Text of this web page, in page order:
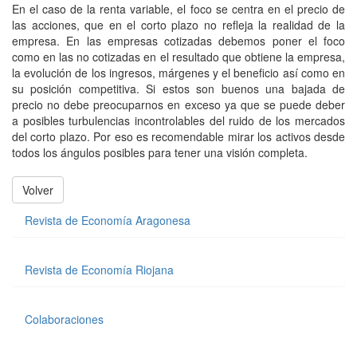
En el caso de la renta variable, el foco se centra en el precio de
las acciones, que en el corto plazo no refleja la realidad de la
empresa. En las empresas cotizadas debemos poner el foco
como en las no cotizadas en el resultado que obtiene la empresa,
la evolución de los ingresos, márgenes y el beneficio así como en
su posición competitiva. Si estos son buenos una bajada de
precio no debe preocuparnos en exceso ya que se puede deber
a posibles turbulencias incontrolables del ruido de los mercados
del corto plazo. Por eso es recomendable mirar los activos desde
todos los ángulos posibles para tener una visión completa.
Volver
Revista de Economía Aragonesa
Revista de Economía Riojana
Colaboraciones